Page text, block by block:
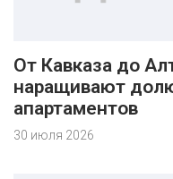
От Кавказа до
наращивают
апартаментов
30 июля 2026